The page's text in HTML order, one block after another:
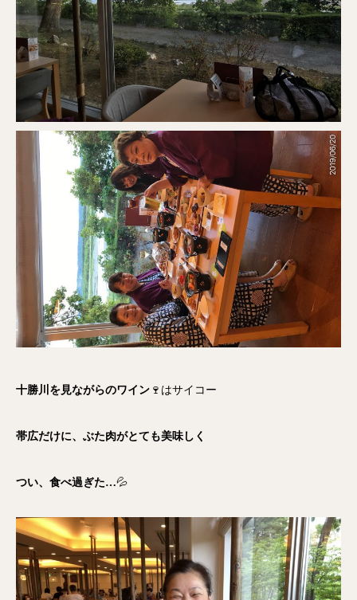
十勝川を見ながらのワイン 🍷はサイコー
帯広だけに、ぶた肉がとても美味しく
つい、食べ過ぎた…💦